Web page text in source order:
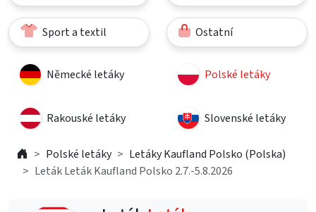
Sport a textil Ostatní
Německé letáky Polské letáky
Rakouské letáky Slovenské letáky
Polské letáky
Letáky Kaufland Polsko (Polska)
Leták Leták Kaufland Polsko 2.7.-5.8.2026